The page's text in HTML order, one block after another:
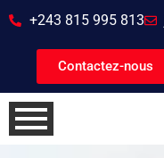
+243 815 995 813
Contactez-nous